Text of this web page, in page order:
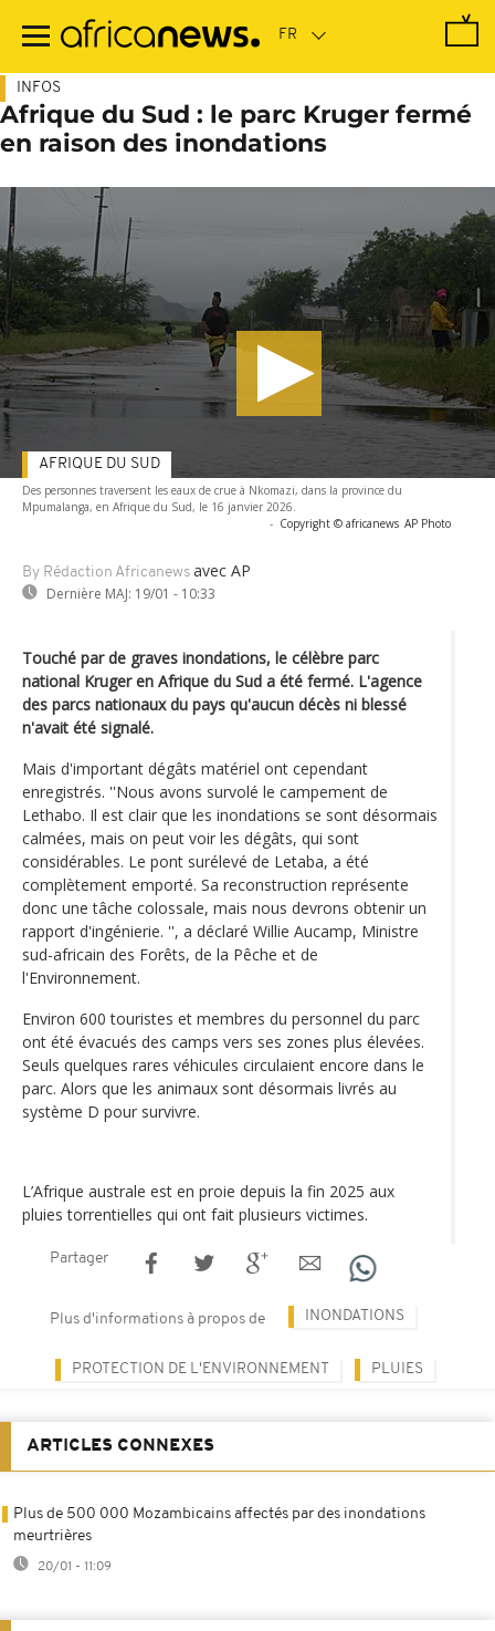
contenu
INFOS
Afrique du Sud : le parc Kruger fermé
en raison des inondations
Des personnes traversent les eaux de crue à Nkomazi, dans la province du
Mpumalanga, en Afrique du Sud, le 16 janvier 2026.
- Copyright © africanews AP Photo
By Rédaction Africanews avec AP
Dernière MAJ: 19/01 - 10:33
AFRIQUE DU SUD
Touché par de graves inondations, le célèbre parc
national Kruger en Afrique du Sud a été fermé. L'agence
des parcs nationaux du pays qu'aucun décès ni blessé
n'avait été signalé.
Mais d'important dégâts matériel ont cependant
enregistrés. ''Nous avons survolé le campement de
Lethabo. Il est clair que les inondations se sont désormais
calmées, mais on peut voir les dégâts, qui sont
considérables. Le pont surélevé de Letaba, a été
complètement emporté. Sa reconstruction représente
donc une tâche colossale, mais nous devrons obtenir un
rapport d'ingénierie. '', a déclaré Willie Aucamp, Ministre
sud-africain des Forêts, de la Pêche et de
l'Environnement.
Environ 600 touristes et membres du personnel du parc
ont été évacués des camps vers ses zones plus élevées.
Seuls quelques rares véhicules circulaient encore dans le
parc. Alors que les animaux sont désormais livrés au
système D pour survivre.
L’Afrique australe est en proie depuis la fin 2025 aux
pluies torrentielles qui ont fait plusieurs victimes.
Partager
Plus d'informations à propos de INONDATIONS
PROTECTION DE L'ENVIRONNEMENT PLUIES
ARTICLES CONNEXES
Plus de 500 000 Mozambicains affectés par des inondations
meurtrières
20/01 - 11:09